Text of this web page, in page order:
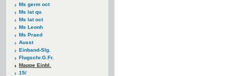
Ms germ oct
Ms lat qu
Ms lat oct
Ms Leonh
Ms Praed
Ausst
Einband-Slg.
Flugschr.G.Fr.
Mappe Einbl.
15/